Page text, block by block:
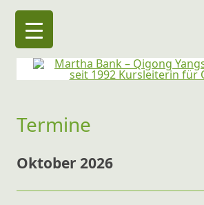
Martha Bank – Qigong Yangsheng Köln
seit 1992 Kursleiterin für Qigong
Termine
Oktober 2026